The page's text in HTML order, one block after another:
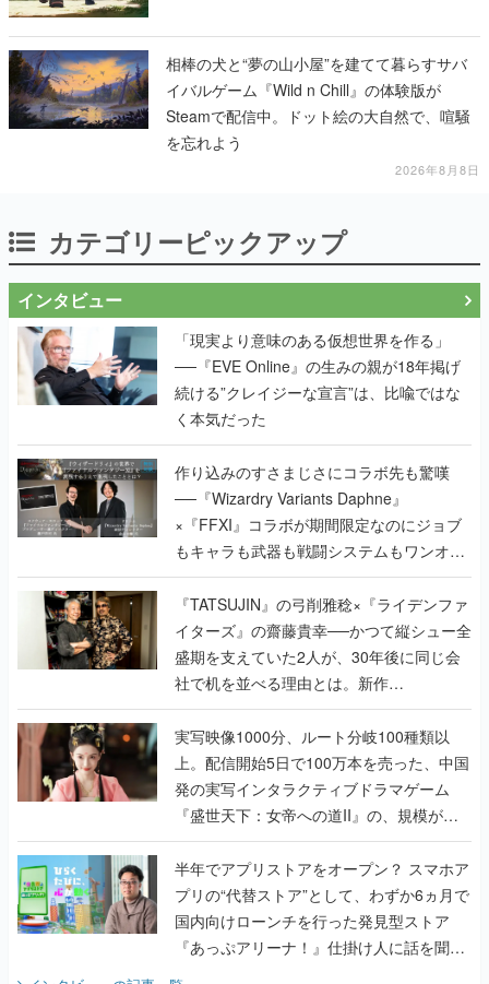
相棒の犬と“夢の山小屋”を建てて暮らすサバ
イバルゲーム『Wild n Chill』の体験版が
Steamで配信中。ドット絵の大自然で、喧騒
を忘れよう
2026年8月8日
カテゴリーピックアップ
インタビュー
「現実より意味のある仮想世界を作る」
──『EVE Online』の生みの親が18年掲げ
続ける”クレイジーな宣言”は、比喩ではな
く本気だった
作り込みのすさまじさにコラボ先も驚嘆
──『Wizardry Variants Daphne』
×『FFXI』コラボが期間限定なのにジョブ
もキャラも武器も戦闘システムもワンオフ
で作り込まれた理由を両ディレクターに聞
く
『TATSUJIN』の弓削雅稔×『ライデンファ
イターズ』の齋藤貴幸──かつて縦シュー全
盛期を支えていた2人が、30年後に同じ会
社で机を並べる理由とは。新作
『TATSUJIN EXTREME』で初タッグを組
んだレジェンド2人に訊く開発秘話
実写映像1000分、ルート分岐100種類以
上。配信開始5日で100万本を売った、中国
発の実写インタラクティブドラマゲーム
『盛世天下：女帝への道II』の、規模が違
うこだわりをプロデューサーに聞いた
半年でアプリストアをオープン？ スマホア
プリの“代替ストア”として、わずか6ヵ月で
国内向けローンチを行った発見型ストア
『あっぷアリーナ！』仕掛け人に話を聞い
てみた